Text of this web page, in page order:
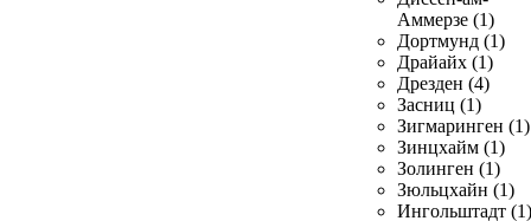
Аммерзе (1)
Дортмунд (1)
Драйайх (1)
Дрезден (4)
Засниц (1)
Зигмаринген (1)
Зинцхайм (1)
Золинген (1)
Зюльцхайн (1)
Ингольштадт (1)